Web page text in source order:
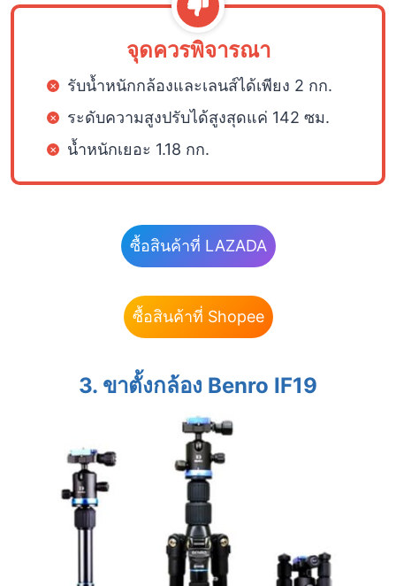
จุดควรพิจารณา
รับน้ำหนักกล้องและเลนส์ได้เพียง 2 กก.
ระดับความสูงปรับได้สูงสุดแค่ 142 ซม.
น้ำหนักเยอะ 1.18 กก.
ซื้อสินค้าที่ LAZADA
ซื้อสินค้าที่ Shopee
3. ขาตั้งกล้อง Benro IF19